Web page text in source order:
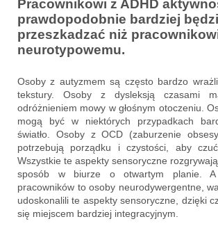
Pracownikowi z ADHD
prawdopodobnie bardziej
przeszkadzać niż
neurotypowemu.
Osoby z autyzmem są często bardzo
tekstury. Osoby z dysleksją czasami
odróżnieniem mowy w głośnym otoczeniu.
mogą być w niektórych przypadkach
światło. Osoby z OCD (zaburzenie
potrzebują porządku i czystości, aby
Wszystkie te aspekty sensoryczne
sposób w biurze o otwartym planie. A
pracowników to osoby neurodywergentne,
udoskonalili te aspekty sensoryczne, dzięki
się miejscem bardziej integracyjnym.